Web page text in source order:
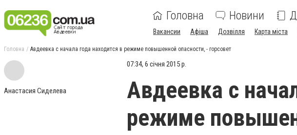
Головна Новини
Вакансии Афіша Дозвілля Карта міста
Головна Авдеевка с начала года находится в режиме повышенной опасности, - горсовет
Анастасия Сиделева
07:34, 6 січня 2015 р.
Авдеевка с
режиме